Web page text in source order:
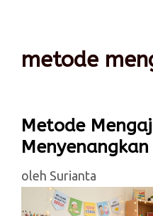
metode
Metode
oleh Surianta